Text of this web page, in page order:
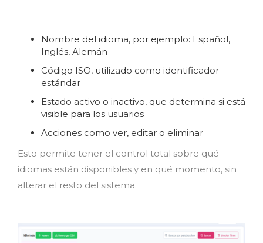
Nombre del idioma, por ejemplo: Español,
Inglés, Alemán
Código ISO, utilizado como identificador
estándar
Estado activo o inactivo, que determina si está
visible para los usuarios
Acciones como ver, editar o eliminar
Esto permite tener el control total sobre qué
idiomas están disponibles y en qué momento, sin
alterar el resto del sistema.